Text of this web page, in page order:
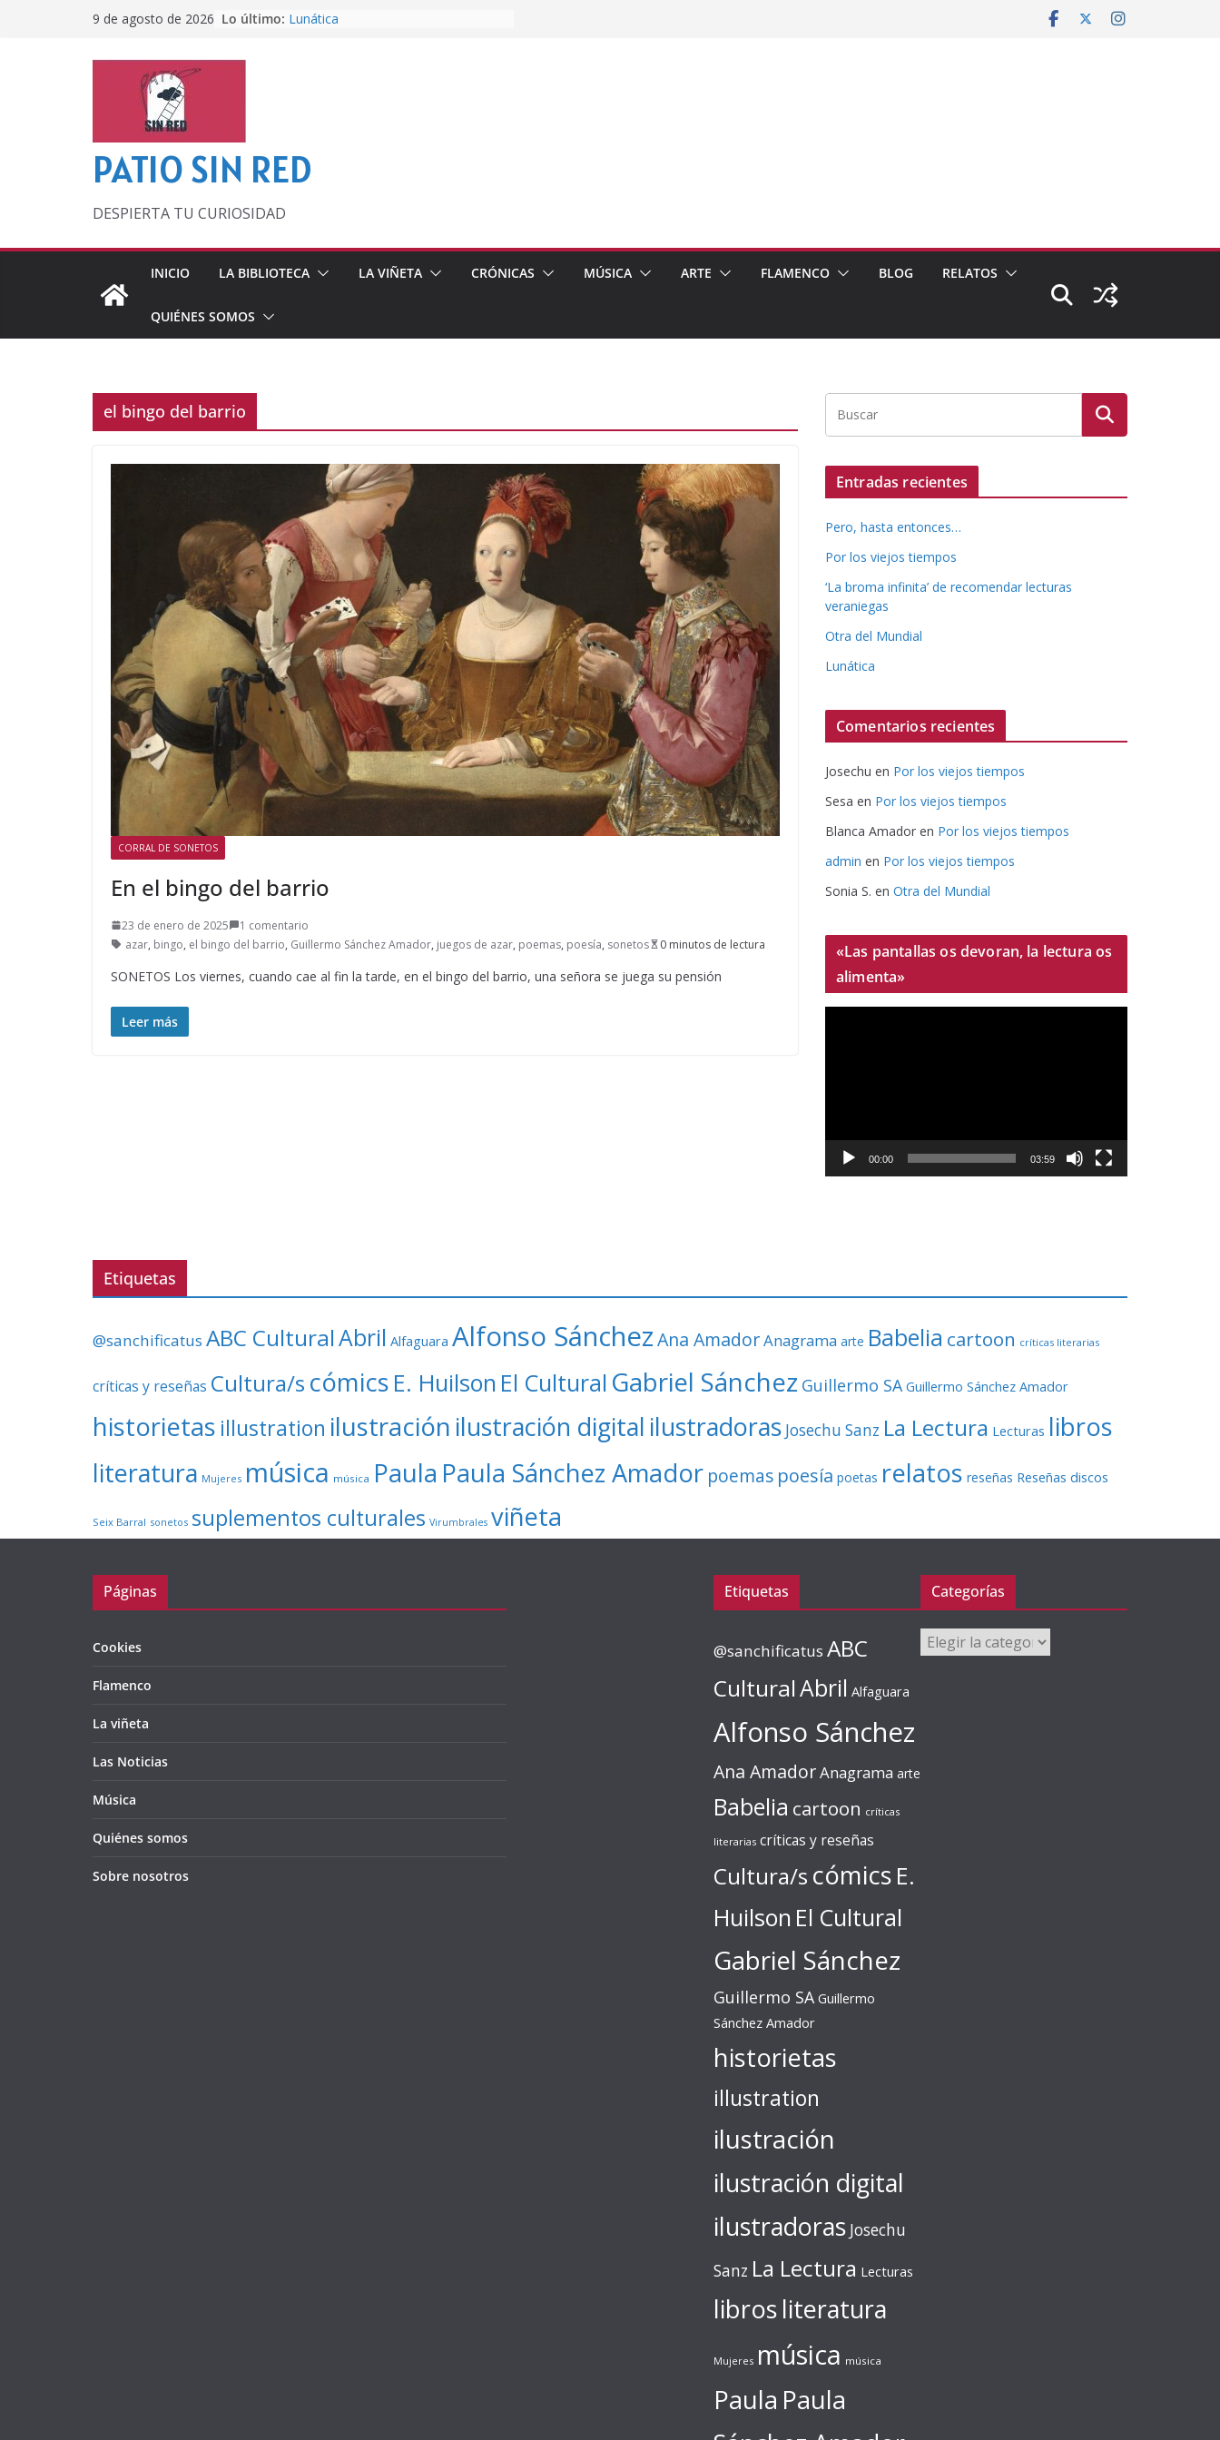
9 de agosto de 2026 Lo último: Lunática
PATIO SIN RED
DESPIERTA TU CURIOSIDAD
INICIO LA BIBLIOTECA LA VIÑETA CRÓNICAS MÚSICA ARTE FLAMENCO BLOG RELATOS
QUIÉNES SOMOS
el bingo del barrio
CORRAL DE SONETOS
En el bingo del barrio
23 de enero de 2025
1 comentario
azar, bingo, el bingo del barrio, Guillermo Sánchez Amador, juegos de azar, poemas, poesía, sonetos 0 minutos de lectura
SONETOS Los viernes, cuando cae al fin la tarde, en el bingo del barrio, una señora se juega su pensión
Leer más
Entradas recientes
Pero, hasta entonces…
Por los viejos tiempos
‘La broma infinita’ de recomendar lecturas
veraniegas
Otra del Mundial
Lunática
Comentarios recientes
Josechu en Por los viejos tiempos
Sesa en Por los viejos tiempos
Blanca Amador en Por los viejos tiempos
admin en Por los viejos tiempos
Sonia S. en Otra del Mundial
«Las pantallas os devoran, la lectura os
alimenta»
c
í
e
00:00 03:59
Etiquetas
@sanchificatus ABC CulturalAbril Alfaguara Alfonso SánchezAna AmadorAnagrama arte Babelia cartoon críticas literarias
críticas y reseñas Cultura/s cómics E. Huilson El Cultural Gabriel Sánchez Guillermo SA Guillermo Sánchez Amador
historietas illustration ilustración ilustración digital ilustradoras Josechu Sanz La Lectura Lecturas libros
literatura Mujeres música música Paula Paula Sánchez Amador poemas poesía poetas relatos reseñas Reseñas discos
Seix Barral sonetos suplementos culturales Virumbrales viñeta
Páginas
Cookies
Flamenco
La viñeta
Las Noticias
Música
Quiénes somos
Sobre nosotros
Etiquetas
@sanchificatus ABC
CulturalAbril Alfaguara
Alfonso Sánchez
Ana AmadorAnagrama arte
Babelia cartoon críticas
literarias críticas y reseñas
Cultura/s cómics E.
Huilson El Cultural
Gabriel Sánchez
Guillermo SA Guillermo
Sánchez Amador
historietas
illustration
ilustración
ilustración digital
ilustradoras Josechu
Sanz La Lectura Lecturas
librosliteratura
Mujeres música música
Paula Paula
Categorías
Categorías